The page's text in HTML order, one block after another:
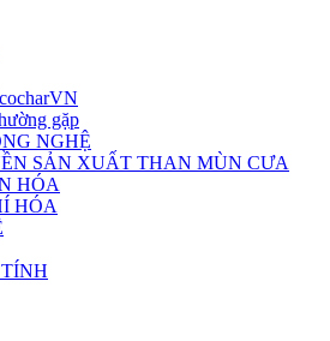
gặp
NGHỆ
SẢN XUẤT THAN MÙN CƯA
HÓA
HÓA